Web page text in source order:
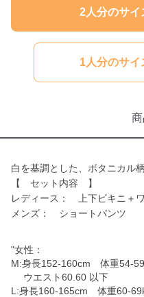
2人分のサイ
1人分のサイ
白を基調とした、ボタニカル
【 セット内容 】
レディース： 上下ビキニ＋
メンズ： ショートパンツ
"女性：
M:身長152-160cm 体重
ウエスト60.60 以下
L:身長160-165cm 体重